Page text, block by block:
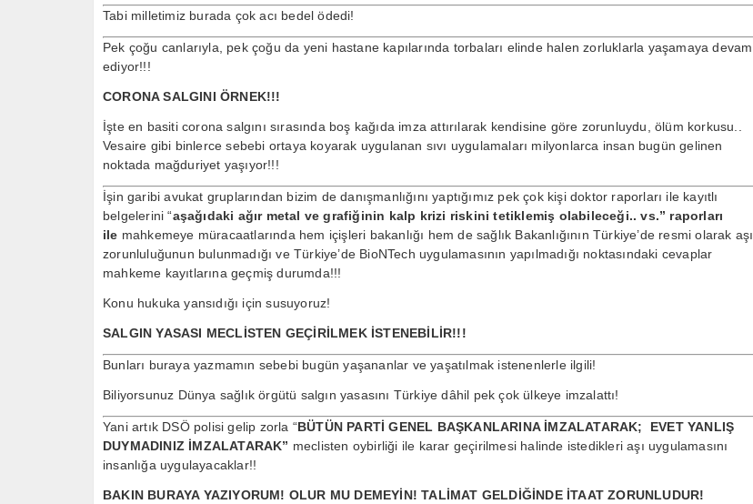
Tabi milletimiz burada çok acı bedel ödedi!
Pek çoğu canlarıyla, pek çoğu da yeni hastane kapılarında torbaları elinde halen zorluklarla yaşamaya devam
ediyor!!!
CORONA SALGINI ÖRNEK!!!
İşte en basiti corona salgını sırasında boş kağıda imza attırılarak kendisine göre zorunluydu, ölüm korkusu..
Vesaire gibi binlerce sebebi ortaya koyarak uygulanan sıvı uygulamaları milyonlarca insan bugün gelinen
noktada mağduriyet yaşıyor!!!
İşin garibi avukat gruplarından bizim de danışmanlığını yaptığımız pek çok kişi doktor raporları ile kayıtlı
belgelerini “aşağıdaki ağır metal ve grafiğinin kalp krizi riskini tetiklemiş olabileceği.. vs.” raporları
ile mahkemeye müracaatlarında hem içişleri bakanlığı hem de sağlık Bakanlığının Türkiye’de resmi olarak aşı
zorunluluğunun bulunmadığı ve Türkiye’de BioNTech uygulamasının yapılmadığı noktasındaki cevaplar
mahkeme kayıtlarına geçmiş durumda!!!
Konu hukuka yansıdığı için susuyoruz!
SALGIN YASASI MECLİSTEN GEÇİRİLMEK İSTENEBİLİR!!!
Bunları buraya yazmamın sebebi bugün yaşananlar ve yaşatılmak istenenlerle ilgili!
Biliyorsunuz Dünya sağlık örgütü salgın yasasını Türkiye dâhil pek çok ülkeye imzalattı!
Yani artık DSÖ polisi gelip zorla “BÜTÜN PARTİ GENEL BAŞKANLARINA İMZALATARAK; EVET YANLIŞ
DUYMADINIZ İMZALATARAK” meclisten oybirliği ile karar geçirilmesi halinde istedikleri aşı uygulamasını
insanlığa uygulayacaklar!!
BAKIN BURAYA YAZIYORUM! OLUR MU DEMEYİN! TALİMAT GELDİĞİNDE İTAAT ZORUNLUDUR!